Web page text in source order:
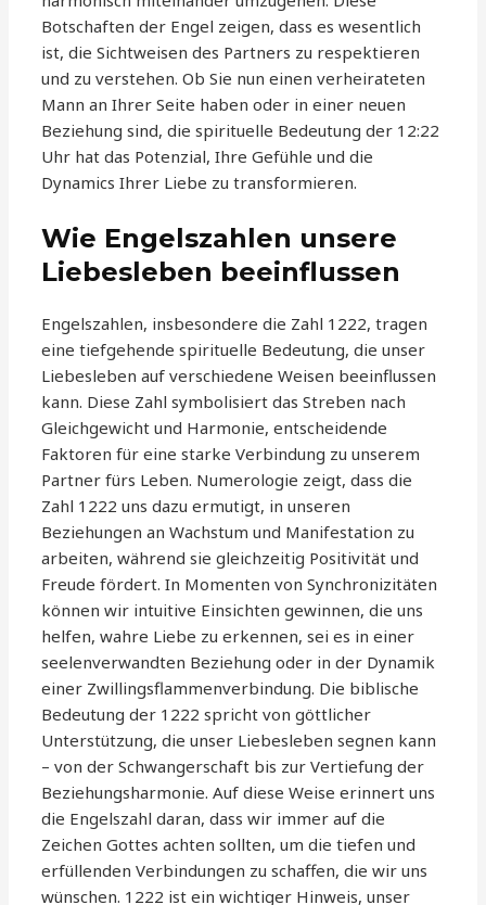
Botschaften der Engel zeigen, dass es wesentlich
ist, die Sichtweisen des Partners zu respektieren
und zu verstehen. Ob Sie nun einen verheirateten
Mann an Ihrer Seite haben oder in einer neuen
Beziehung sind, die spirituelle Bedeutung der 12:22
Uhr hat das Potenzial, Ihre Gefühle und die
Dynamics Ihrer Liebe zu transformieren.
Wie Engelszahlen unsere
Liebesleben beeinflussen
Engelszahlen, insbesondere die Zahl 1222, tragen
eine tiefgehende spirituelle Bedeutung, die unser
Liebesleben auf verschiedene Weisen beeinflussen
kann. Diese Zahl symbolisiert das Streben nach
Gleichgewicht und Harmonie, entscheidende
Faktoren für eine starke Verbindung zu unserem
Partner fürs Leben. Numerologie zeigt, dass die
Zahl 1222 uns dazu ermutigt, in unseren
Beziehungen an Wachstum und Manifestation zu
arbeiten, während sie gleichzeitig Positivität und
Freude fördert. In Momenten von Synchronizitäten
können wir intuitive Einsichten gewinnen, die uns
helfen, wahre Liebe zu erkennen, sei es in einer
seelenverwandten Beziehung oder in der Dynamik
einer Zwillingsflammenverbindung. Die biblische
Bedeutung der 1222 spricht von göttlicher
Unterstützung, die unser Liebesleben segnen kann
– von der Schwangerschaft bis zur Vertiefung der
Beziehungsharmonie. Auf diese Weise erinnert uns
die Engelszahl daran, dass wir immer auf die
Zeichen Gottes achten sollten, um die tiefen und
erfüllenden Verbindungen zu schaffen, die wir uns
wünschen. 1222 ist ein wichtiger Hinweis, unser